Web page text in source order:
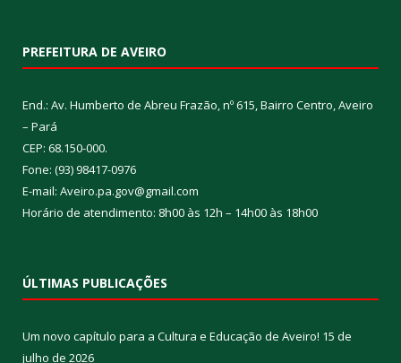
PREFEITURA DE AVEIRO
End.: Av. Humberto de Abreu Frazão, nº 615, Bairro Centro, Aveiro
– Pará
CEP: 68.150-000.
Fone: (93) 98417-0976
E-mail: Aveiro.pa.gov@gmail.com
Horário de atendimento: 8h00 às 12h – 14h00 às 18h00
ÚLTIMAS PUBLICAÇÕES
Um novo capítulo para a Cultura e Educação de Aveiro! 15 de
julho de 2026